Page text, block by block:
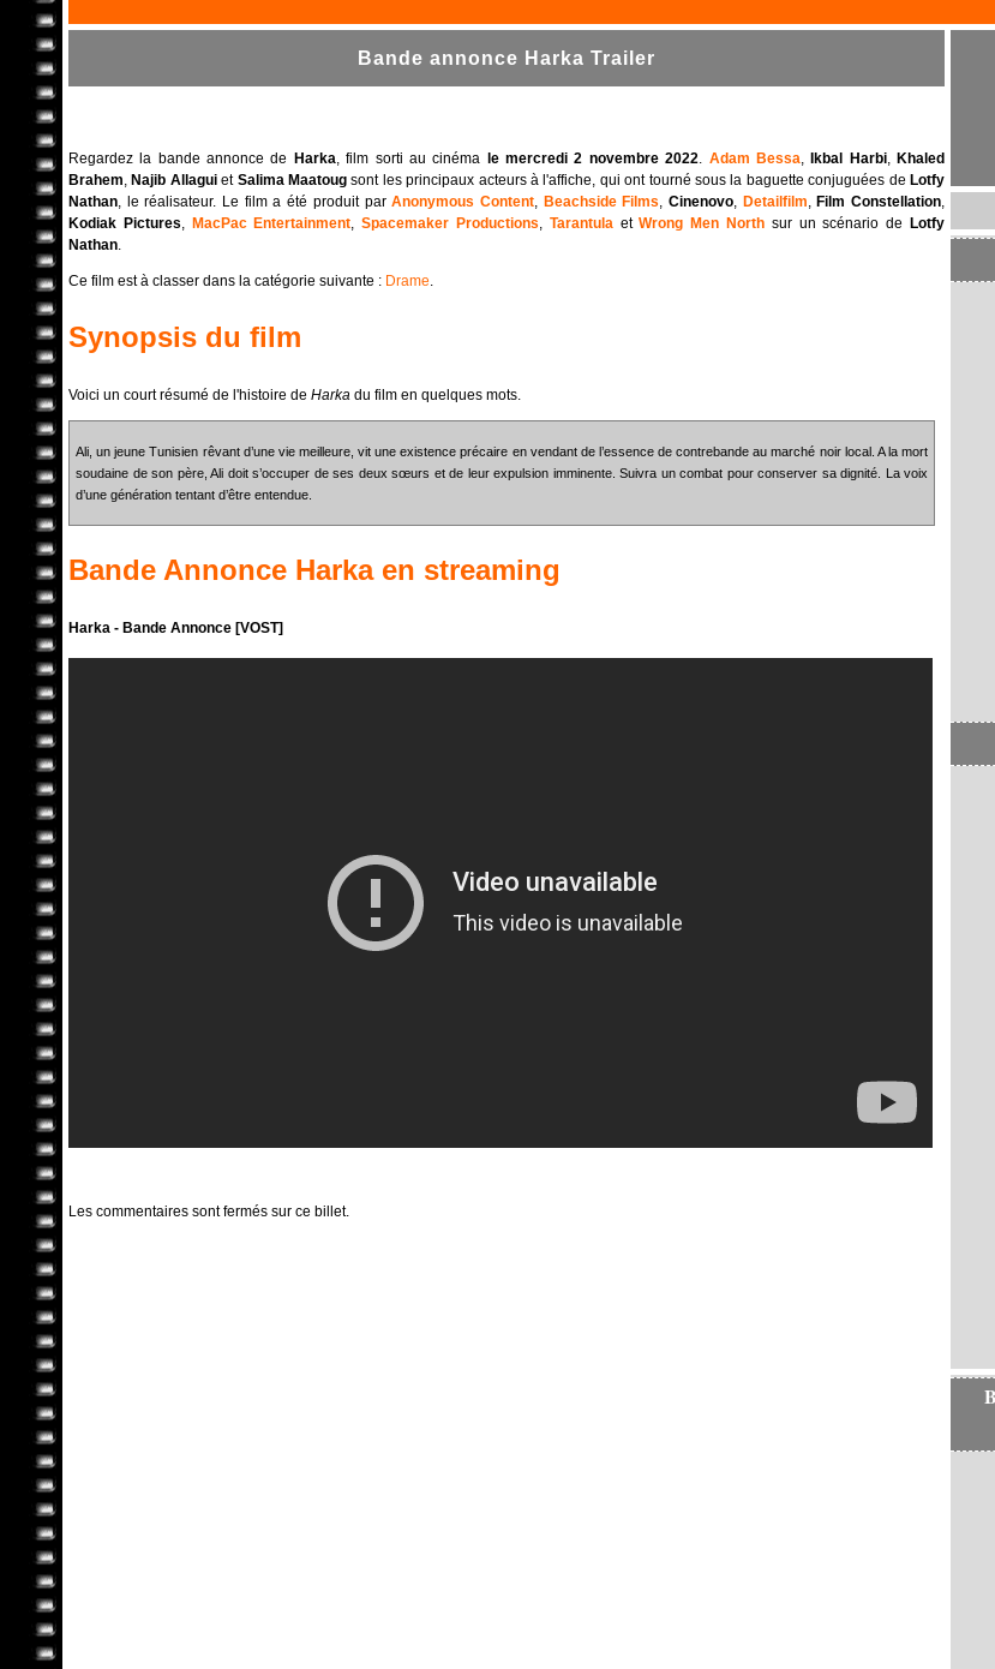
Bande annonce Harka Trailer
Regardez la bande annonce de Harka, film sorti au cinéma le mercredi 2 novembre 2022. Adam Bessa, Ikbal Harbi, Khaled
Brahem, Najib Allaguiet Salima Maatoug sont les principaux acteurs à l'affiche, qui ont tourné sous la baguette conjuguées de Lotfy
Nathan, le réalisateur. Le film a été produit parAnonymous Content, Beachside Films, Cinenovo, Detailfilm, Film Constellation,
Kodiak Pictures, MacPac Entertainment,Spacemaker Productions, TarantulaetWrong Men North sur un scénario de
Lotfy
Nathan.
Ce film est à classer dans la catégorie suivante : Drame.
Synopsis du film
Voici un court résumé de l'histoire de Harka du film en quelques mots.
Ali, un jeune Tunisien rêvant d’une vie meilleure, vit une existence précaire en vendant de l’essence de contrebande au marché noir local. A la mort
soudaine de son père, Ali doit s’occuper de ses deux sœurs et de leur expulsion imminente. Suivra un combat pour conserver sa dignité. La voix
d’une génération tentant d’être entendue.
Bande Annonce Harkaen streaming
Harka - Bande Annonce [VOST]
Les commentaires sont fermés sur ce billet.